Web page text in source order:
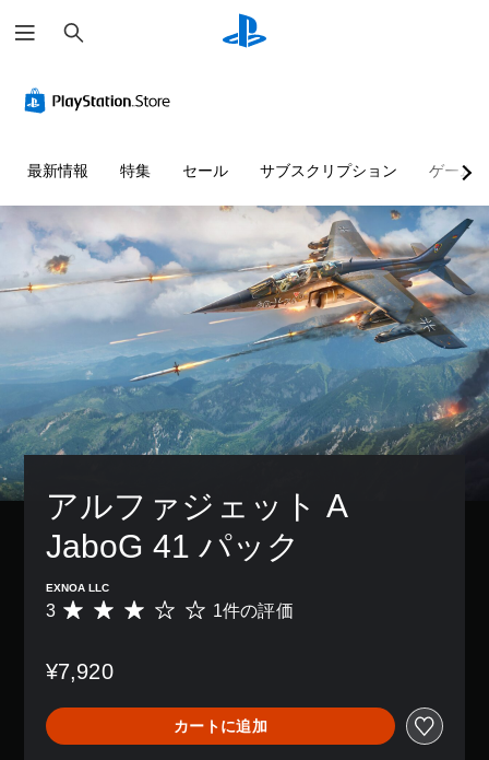
索
最新情報 特集 セール サブスクリプション ゲーム
アルファジェット A
JaboG 41 パック
EXNOA LLC
評
は
、
平
均
3 1件の評価
¥7,920
カートに追加